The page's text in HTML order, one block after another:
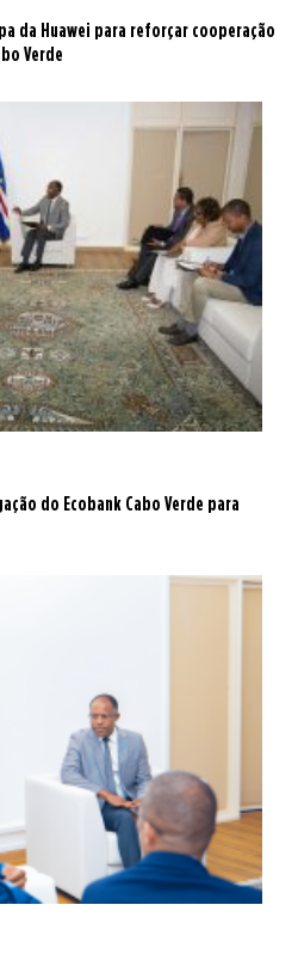
da Huawei para reforçar cooperação
Verde
do Ecobank Cabo Verde para